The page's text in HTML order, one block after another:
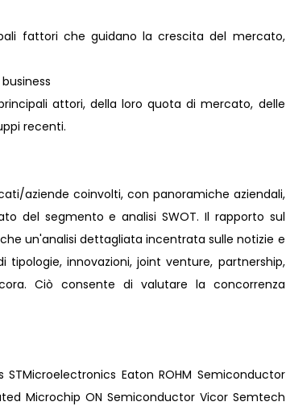
fattori che guidano la crescita del mercato,
attori, della loro quota di mercato, delle
recenti.
aziende coinvolti, con panoramiche aziendali,
del segmento e analisi SWOT. Il rapporto sul
un'analisi dettagliata incentrata sulle notizie e
innovazioni, joint venture, partnership,
Ciò consente di valutare la concorrenza
Eaton ROHM Semiconductor
Microchip ON Semiconductor Vicor Semtech